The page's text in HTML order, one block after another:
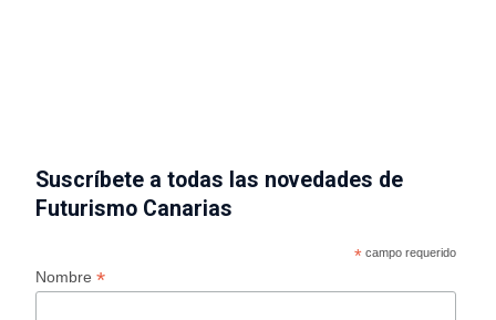
Suscríbete a todas las novedades de
Futurismo Canarias
* campo requerido
Nombre*